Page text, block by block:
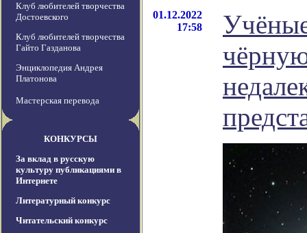
Клуб любителей творчества
Достоевского
Клуб любителей творчества
Гайто Газданова
Энциклопедия Андрея
Платонова
Мастерская перевода
КОНКУРСЫ
За вклад в русскую
культуру публикациями в
Интернете
Литературный конкурс
Читательский конкурс
01.12.2022
17:58